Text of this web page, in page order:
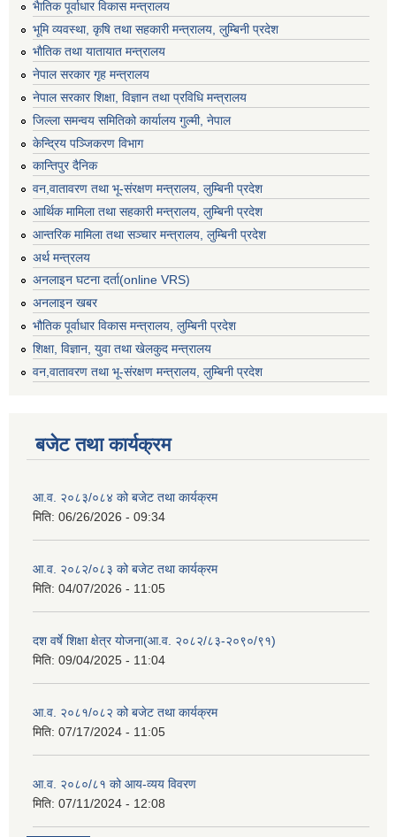
भैातिक पूर्वाधार विकास मन्त्रालय
भूमि व्यवस्था, कृषि तथा सहकारी मन्त्रालय, लु्म्बिनी प्रदेश
भाैतिक तथा यातायात मन्त्रालय
नेपाल सरकार गृह मन्त्रालय
नेपाल सरकार शिक्षा, विज्ञान तथा प्रविधि मन्त्रालय
जिल्ला समन्वय समितिको कार्यालय गुल्मी, नेपाल
केन्द्रिय पञ्जिकरण विभाग
कान्तिपुर दैनिक
वन,वातावरण तथा भू-संरक्षण मन्त्रालय, लुम्बिनी प्रदेश
आर्थिक मामिला तथा सहकारी मन्त्रालय, लुम्बिनी प्रदेश
आन्तरिक मामिला तथा सञ्चार मन्त्रालय, लुम्बिनी प्रदेश
अर्थ मन्त्रलय
अनलाइन घटना दर्ता(online VRS)
अनलाइन खबर
भौतिक पूर्वाधार विकास मन्त्रालय, लुम्बिनी प्रदेश
शिक्षा, विज्ञान, युवा तथा खेलकुद मन्‍‍त्रालय
वन,वातावरण तथा भू-संरक्षण मन्त्रालय, लुम्बिनी प्रदेश
बजेट तथा कार्यक्रम
आ.व. २०८३/०८४ को बजेट तथा कार्यक्रम
मिति: 06/26/2026 - 09:34
आ.व. २०८२/०८३ को बजेट तथा कार्यक्रम
मिति: 04/07/2026 - 11:05
दश वर्षे शिक्षा क्षेत्र योजना(आ.व. २०८२/८३-२०९०/९१)
मिति: 09/04/2025 - 11:04
आ.व. २०८१/०८२ को बजेट तथा कार्यक्रम
मिति: 07/17/2024 - 11:05
आ.व. २०८०/८१ को आय-व्यय विवरण
मिति: 07/11/2024 - 12:08